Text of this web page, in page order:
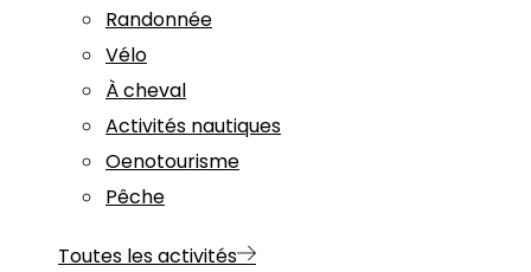
Randonnée
Vélo
À cheval
Activités nautiques
Oenotourisme
Pêche
Toutes les activités